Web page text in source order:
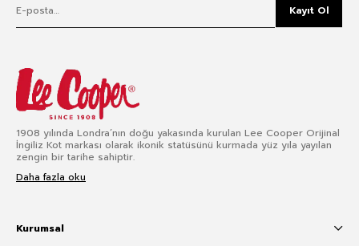
Kayıt Ol
1908 yılında Londra’nın doğu yakasında kurulan Lee Cooper Orijinal
İngiliz Kot markası olarak ikonik statüsünü kurmada yüz yıla yayılan
zengin bir tarihe sahiptir.
Daha fazla oku
Kurumsal